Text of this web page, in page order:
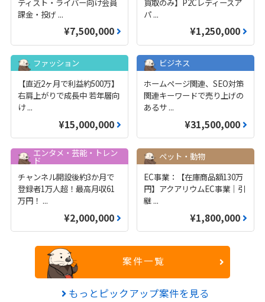
課金・投げ ...
¥7,500,000
パ ...
¥1,250,000
ファッション
【直近2ヶ月で利益約500万】
右肩上がりで成長中 若年層向
け...
¥15,000,000
ビジネス
ホームページ関連、SEO対策
関連キーワードで売り上げの
あるサ ...
¥31,500,000
エンタメ・芸能・トレン
ド
チャンネル開設後約3か月で
登録者1万人超！最高月収61
万円！ ...
¥2,000,000
ペット・動物
EC事業：【在庫商品額130万
円】アクアリウムEC事業｜引
継 ...
¥1,800,000
案件一覧
もっとピックアップ案件を見る